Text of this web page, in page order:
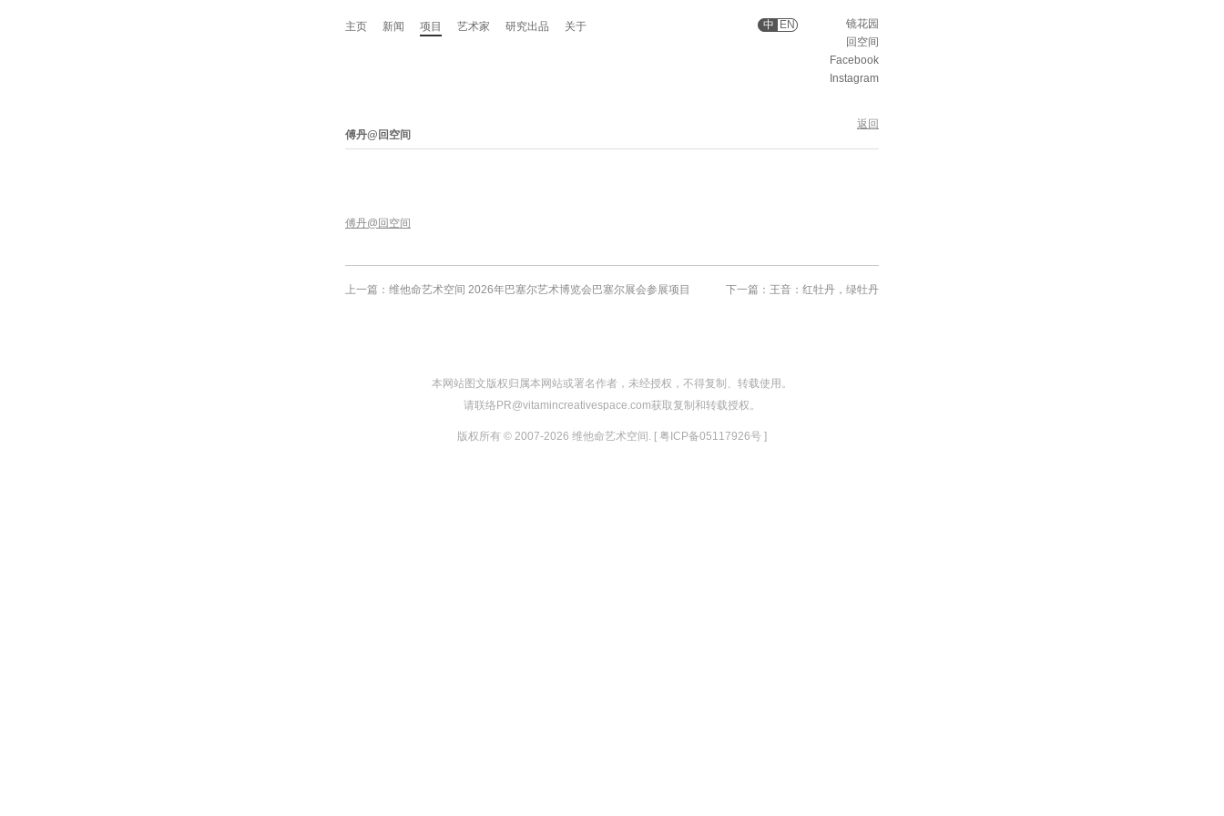
主页 新闻 项目 艺术家 研究出品 关于
镜花园
回空间
Facebook
Instagram
中 EN
返回
傅丹@回空间
傅丹@回空间
上一篇：维他命艺术空间 2026年巴塞尔艺术博览会巴塞尔展会参展项目 下一篇：王音：红牡丹，绿牡丹
本网站图文版权归属本网站或署名作者，未经授权，不得复制、转载使用。
请联络PR@vitamincreativespace.com获取复制和转载授权。
版权所有 © 2007-2026 维他命艺术空间. [ 粤ICP备05117926号 ]